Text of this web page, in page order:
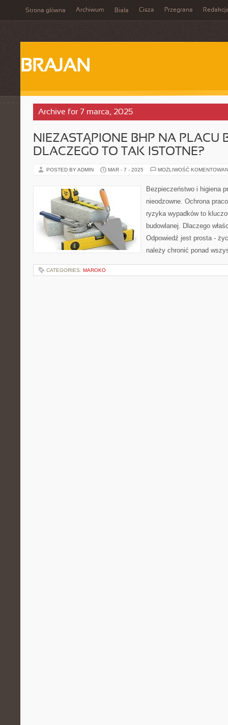
Strona główna Archiwum Biała Cisza Przegrana
BRAJAN
Archive for 7 marca, 2025
NIEZASTĄPIONE BHP NA PLACU
DLACZEGO TO TAK ISTOTNE?
POSTED BY ADMIN MAR - 7 - 2025 MOŻLIWOŚĆ
Bezpieczeństwo i higiena
nieodzowne. Ochrona
ryzyka wypadków to
budowlanej. Dlaczego
Odpowiedź jest prosta -
należy chronić ponad
CATEGORIES: MAROKO